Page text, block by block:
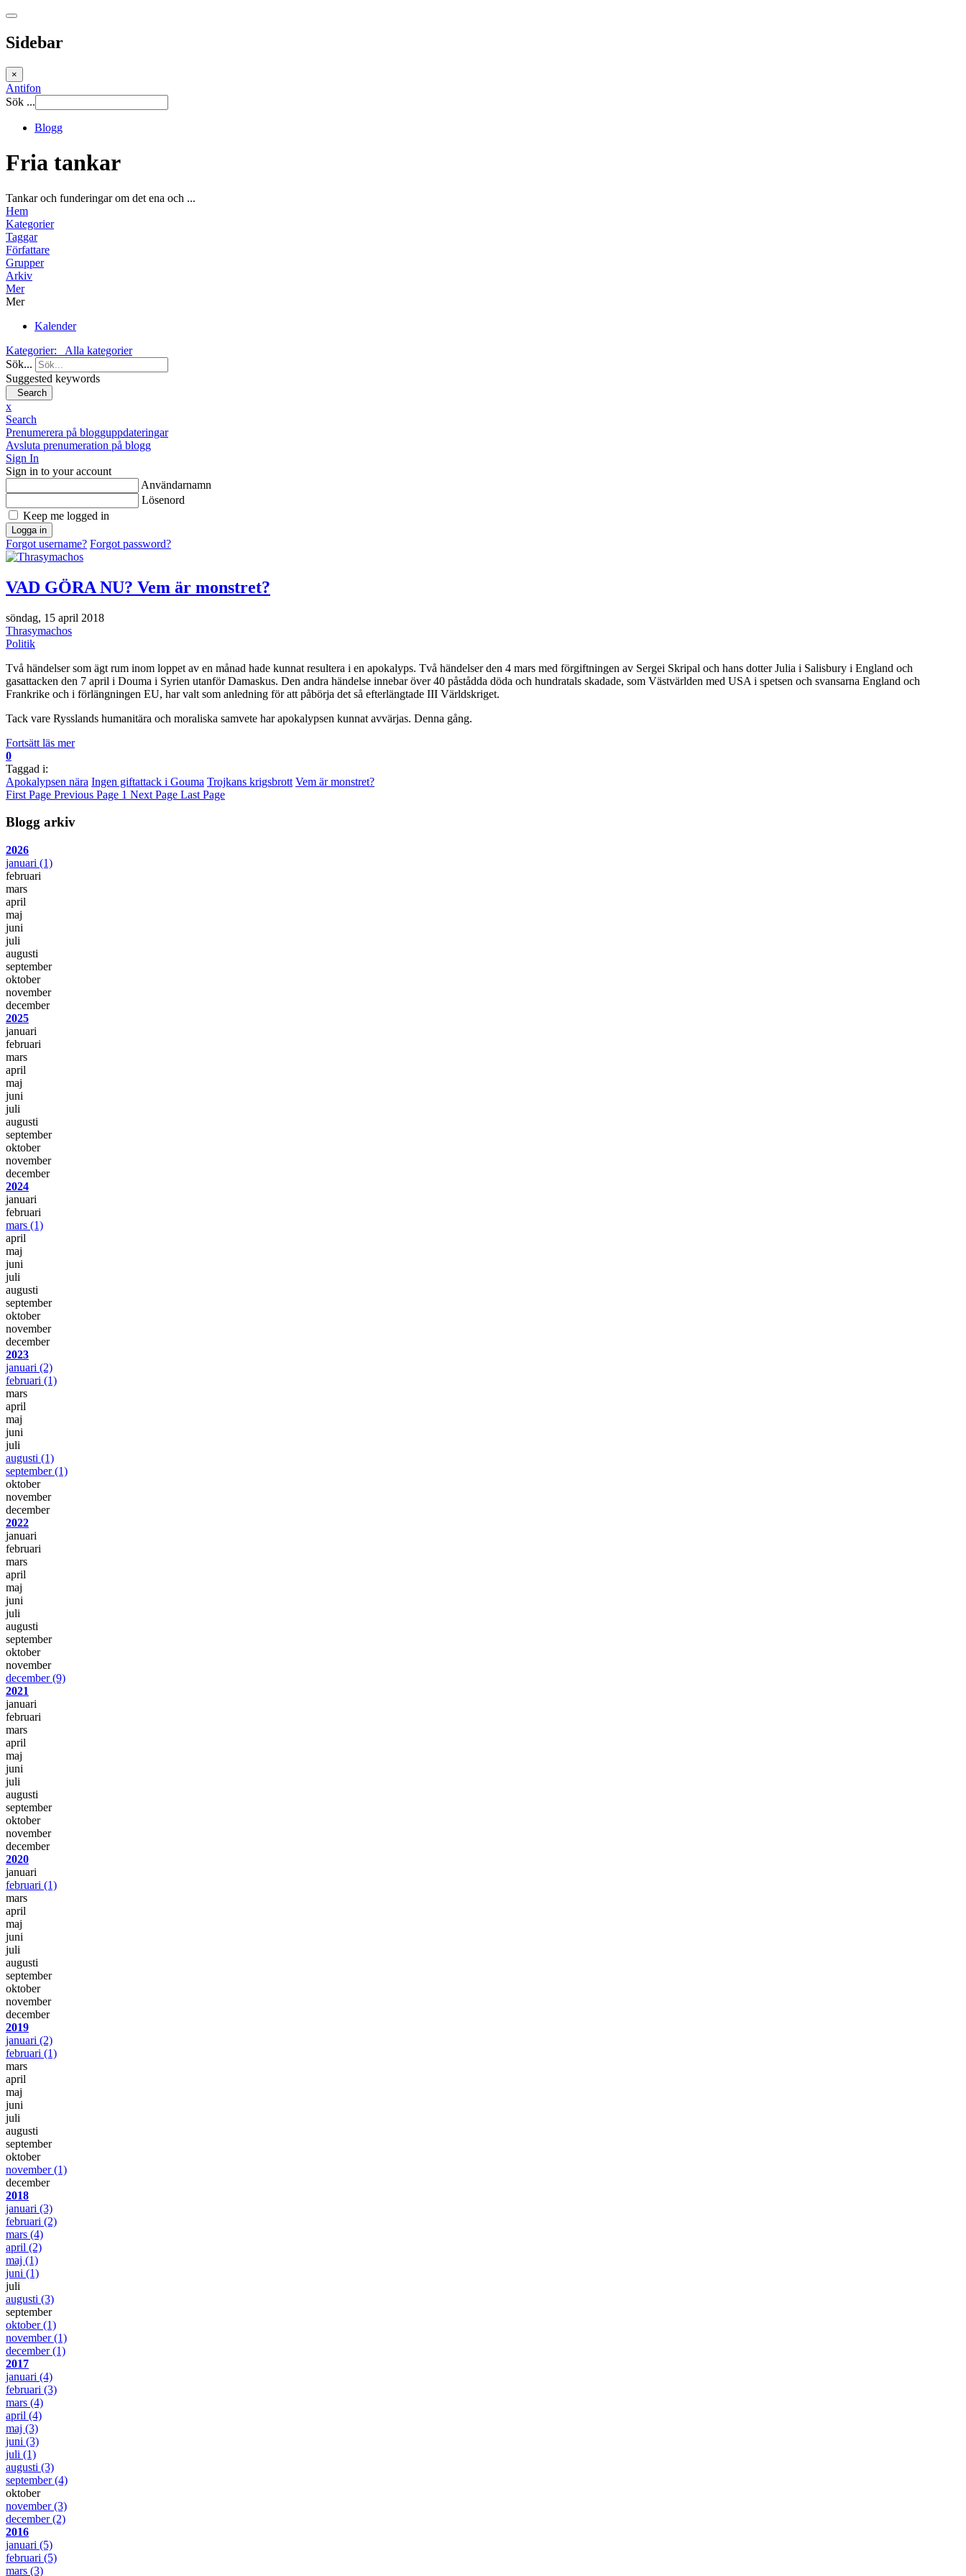
Sidebar
×
Antifon
Sök ...
Blogg
Fria tankar
Tankar och funderingar om det ena och ...
Hem
Kategorier
Taggar
Författare
Grupper
Arkiv
Mer
Mer
Kalender
Kategorier:
Alla kategorier
Sök...
Suggested keywords
Search
x
Search
Prenumerera på blogguppdateringar
Avsluta prenumeration på blogg
Sign In
Sign in to your account
Användarnamn
Lösenord
Keep me logged in
Logga in
Forgot username? Forgot password?
VAD GÖRA NU? Vem är monstret?
söndag, 15 april 2018
Thrasymachos
Politik
Två händelser som ägt rum inom loppet av en månad hade kunnat resultera i en apokalyps. Två händelser den 4 mars med förgiftningen av Sergei Skripal och hans dotter Julia i Salisbury i England och
gasattacken den 7 april i Douma i Syrien utanför Damaskus. Den andra händelse innebar över 40 påstådda döda och hundratals skadade, som Västvärlden med USA i spetsen och svansarna England och
Frankrike och i förlängningen EU, har valt som anledning för att påbörja det så efterlängtade III Världskriget.
Tack vare Rysslands humanitära och moraliska samvete har apokalypsen kunnat avvärjas. Denna gång.
Fortsätt läs mer
0
Taggad i:
Apokalypsen nära Ingen giftattack i Gouma Trojkans krigsbrott Vem är monstret?
First Page Previous Page 1 Next Page Last Page
Blogg arkiv
2026
januari (1)
februari
mars
april
maj
juni
juli
augusti
september
oktober
november
december
2025
januari
februari
mars
april
maj
juni
juli
augusti
september
oktober
november
december
2024
januari
februari
mars (1)
april
maj
juni
juli
augusti
september
oktober
november
december
2023
januari (2)
februari (1)
mars
april
maj
juni
juli
augusti (1)
september(1)
oktober
november
december
2022
januari
februari
mars
april
maj
juni
juli
augusti
september
oktober
november
december(9)
2021
januari
februari
mars
april
maj
juni
juli
augusti
september
oktober
november
december
2020
januari
februari (1)
mars
april
maj
juni
juli
augusti
september
oktober
november
december
2019
januari (2)
februari (1)
mars
april
maj
juni
juli
augusti
september
oktober
november(1)
december
2018
januari (3)
februari (2)
mars (4)
april (2)
maj (1)
juni (1)
juli
augusti (3)
september
oktober(1)
november(1)
december(1)
2017
januari (4)
februari (3)
mars (4)
april (4)
maj (3)
juni (3)
juli (1)
augusti (3)
september(4)
oktober
november(3)
december(2)
2016
januari (5)
februari (5)
mars (3)